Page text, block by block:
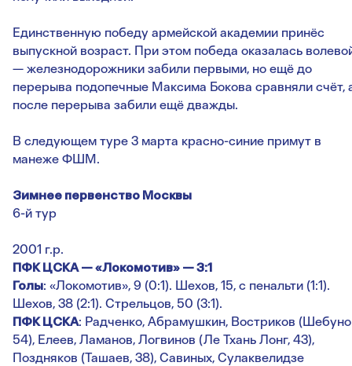
Единственную победу армейской академии принёс
выпускной возраст. При этом победа оказалась
— железнодорожники забили первыми, но ещё до
перерыва подопечные Максима Бокова сравняли счёт,
после перерыва забили ещё дважды.
В следующем туре 3 марта красно-синие примут в
манеже ФШМ.
Зимнее первенство Москвы
6-й тур
2001 г.р.
ПФК ЦСКА — «Локомотив» — 3:1
Голы: «Локомотив», 9 (0:1). Шехов, 15, с пенальти (1:1).
Шехов, 38 (2:1). Стрельцов, 50 (3:1).
ПФК ЦСКА: Радченко, Абрамушкин, Востриков
54), Елеев, Ламанов, Логвинов (Ле Тхань Лонг, 43),
Поздняков (Ташаев, 38), Савиных, Сулаквелидзе